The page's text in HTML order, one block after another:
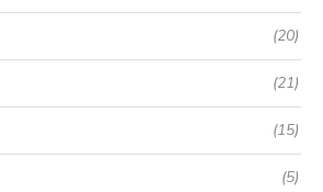
(20)
(21)
(15)
(5)